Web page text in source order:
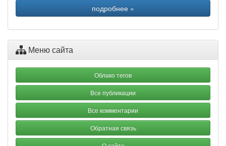
подробнее »
Меню сайта
Облако тегов
Все публикации
Все комментарии
Обратная связь